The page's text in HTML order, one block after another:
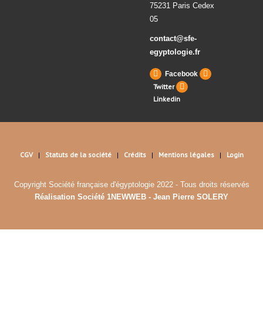
75231 Paris Cedex
05
contact@sfe-
egyptologie.fr
Facebook
Twitter
Linkedin
CGV Statuts de la société Crédits Mentions légales Login
Copyright Société française d'égyptologie 2022 - Tous droits réservés
Réalisation Société 1NEWWEB - Jean Pierre SOLERY